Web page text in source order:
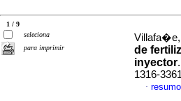
1 / 9
seleciona
para imprimir
de
inyector
1316-
·